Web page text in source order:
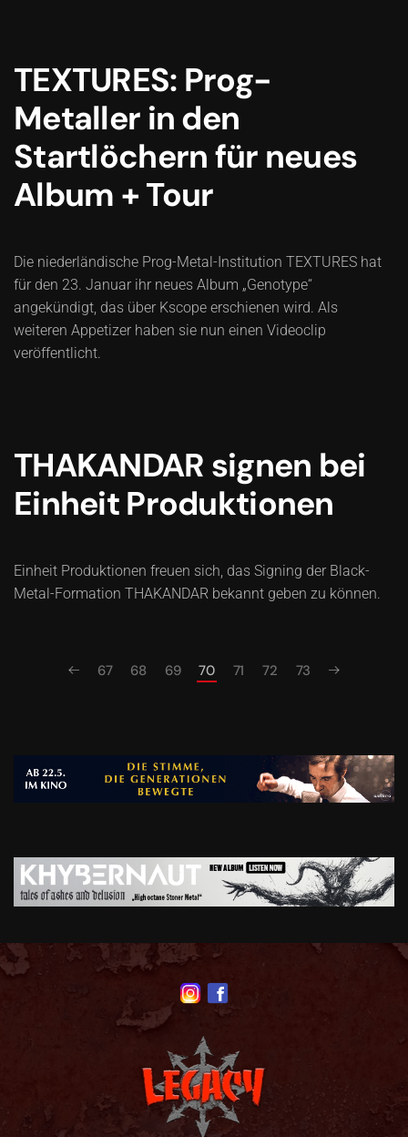
TEXTURES: Prog-
Metaller in den
Startlöchern für neues
Album + Tour
Die niederländische Prog-Metal-Institution TEXTURES hat
für den 23. Januar ihr neues Album „Genotype“
angekündigt, das über Kscope erschienen wird. Als
weiteren Appetizer haben sie nun einen Videoclip
veröffentlicht.
THAKANDAR signen bei
Einheit Produktionen
Einheit Produktionen freuen sich, das Signing der Black-
Metal-Formation THAKANDAR bekannt geben zu können.
67 68 69 70 71 72 73